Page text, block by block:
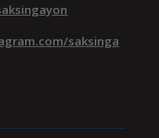
saksinga